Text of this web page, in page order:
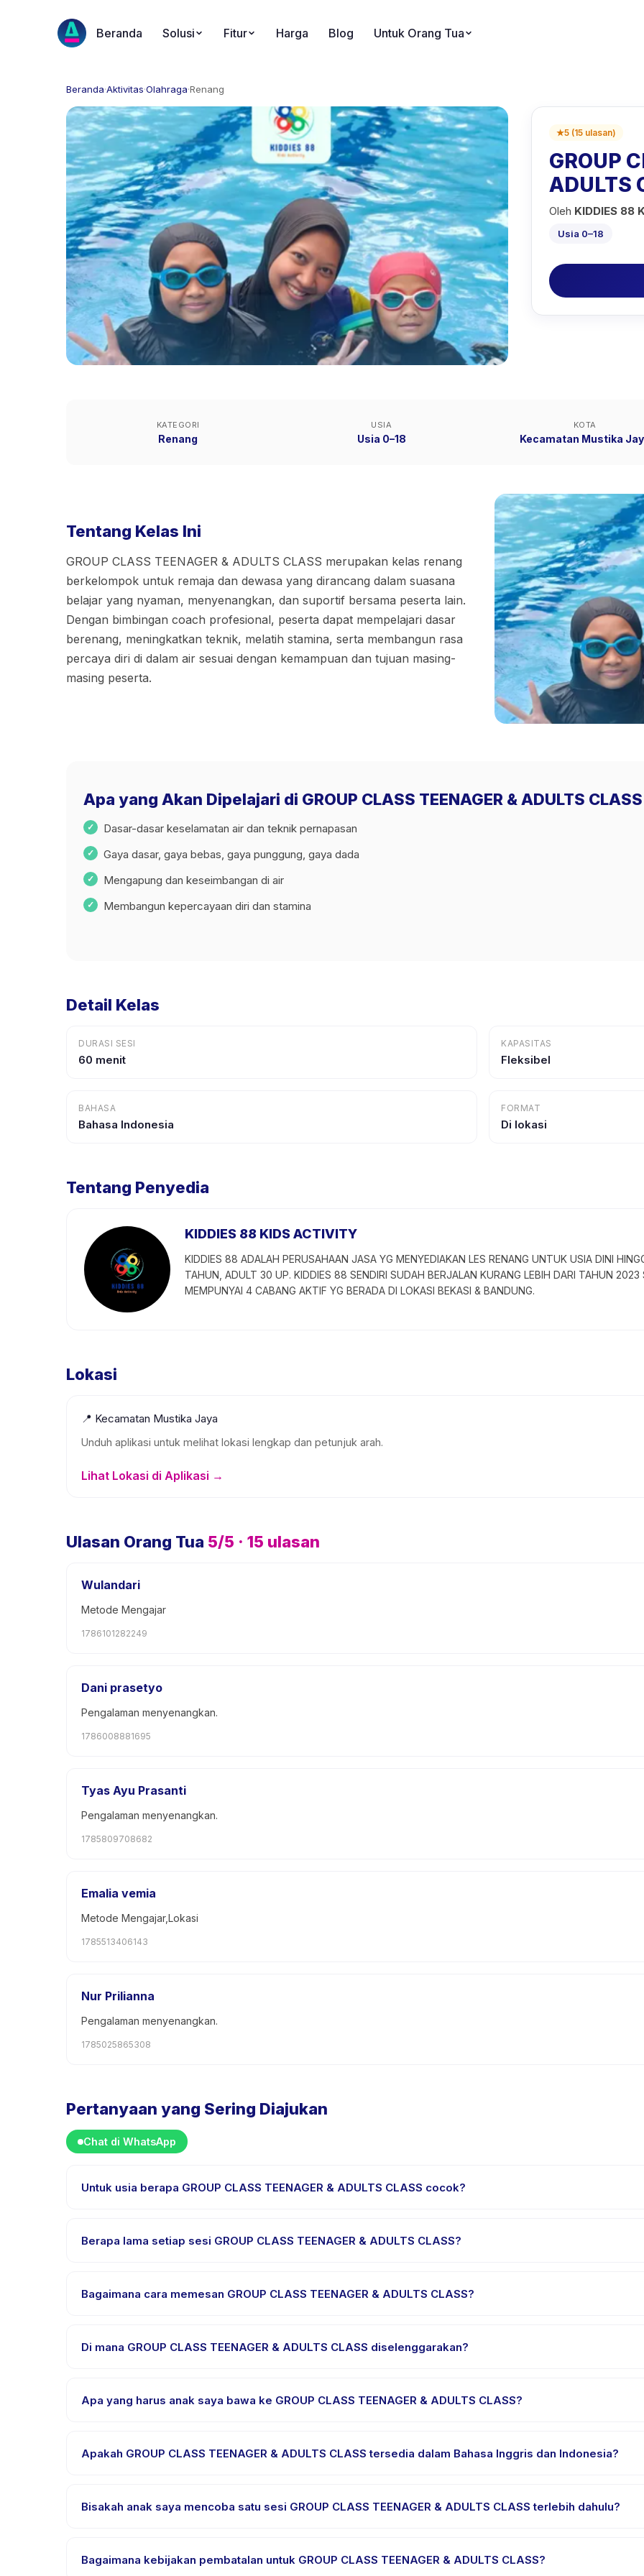
Beranda Solusi Fitur Harga Blog Untuk Orang Tua
Beranda·Aktivitas·Olahraga·Renang
★5 (15 ulasan)
GROUP
ADULTS
Oleh KIDDIES 88
Usia 0–18
KATEGORI
Renang
USIA
Usia 0–18
KOTA
Kecamatan Mustika
Tentang Kelas Ini
GROUP CLASS TEENAGER & ADULTS CLASS merupakan kelas renang
berkelompok untuk remaja dan dewasa yang dirancang dalam suasana
belajar yang nyaman, menyenangkan, dan suportif bersama peserta lain.
Dengan bimbingan coach profesional, peserta dapat mempelajari dasar
berenang, meningkatkan teknik, melatih stamina, serta membangun rasa
percaya diri di dalam air sesuai dengan kemampuan dan tujuan masing-
masing peserta.
Apa yang Akan Dipelajari di GROUP CLASS TEENAGER & ADULTS CLASS
Dasar-dasar keselamatan air dan teknik pernapasan
Gaya dasar, gaya bebas, gaya punggung, gaya dada
Mengapung dan keseimbangan di air
Membangun kepercayaan diri dan stamina
Detail Kelas
DURASI SESI
60 menit
KAPASITAS
Fleksibel
BAHASA
Bahasa Indonesia
FORMAT
Di lokasi
Tentang Penyedia
KIDDIES 88 KIDS ACTIVITY
KIDDIES 88 ADALAH PERUSAHAAN JASA YG MENYEDIAKAN LES RENANG UNTUK USIA DINI
TAHUN, ADULT 30 UP. KIDDIES 88 SENDIRI SUDAH BERJALAN KURANG LEBIH DARI TAHUN
MEMPUNYAI 4 CABANG AKTIF YG BERADA DI LOKASI BEKASI & BANDUNG.
Lokasi
📍 Kecamatan Mustika Jaya
Unduh aplikasi untuk melihat lokasi lengkap dan petunjuk arah.
Lihat Lokasi di Aplikasi →
Ulasan Orang Tua 5/5 · 15 ulasan
Wulandari
Metode Mengajar
1786101282249
Dani prasetyo
Pengalaman menyenangkan.
1786008881695
Tyas Ayu Prasanti
Pengalaman menyenangkan.
1785809708682
Emalia vemia
Metode Mengajar,Lokasi
1785513406143
Nur Prilianna
Pengalaman menyenangkan.
1785025865308
Pertanyaan yang Sering Diajukan
Chat di WhatsApp
Untuk usia berapa GROUP CLASS TEENAGER & ADULTS CLASS cocok?
rentang usia ini sehingga setiap anak mendapat tantangan yang sesuai.
Berapa lama setiap sesi GROUP CLASS TEENAGER & ADULTS CLASS?
Bagaimana cara memesan GROUP CLASS TEENAGER & ADULTS CLASS?
menerima konfirmasi segera setelah pembayaran berhasil.
Di mana GROUP CLASS TEENAGER & ADULTS CLASS diselenggarakan?
Apa yang harus anak saya bawa ke GROUP CLASS TEENAGER & ADULTS CLASS?
Apakah GROUP CLASS TEENAGER & ADULTS CLASS tersedia dalam Bahasa Inggris dan Indonesia?
halaman detail aktivitas untuk bahasa yang didukung.
Bisakah anak saya mencoba satu sesi GROUP CLASS TEENAGER & ADULTS CLASS terlebih dahulu?
penyedia melalui aplikasi.
Bagaimana kebijakan pembatalan untuk GROUP CLASS TEENAGER & ADULTS CLASS?